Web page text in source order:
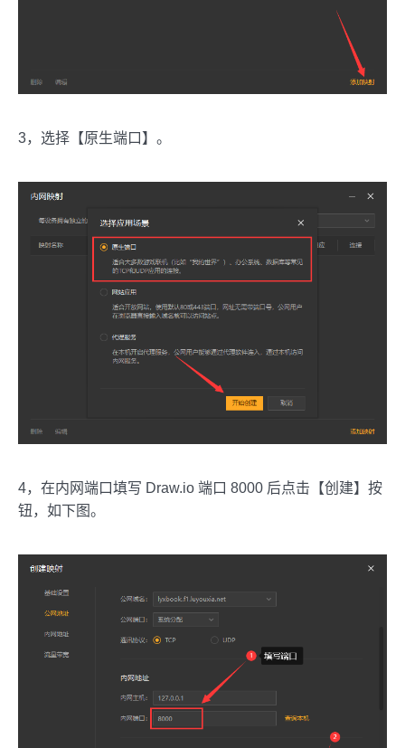
3，选择【原生端口】。
4，在内网端口填写 Draw.io 端口 8000 后点击【创建】按
钮，如下图。